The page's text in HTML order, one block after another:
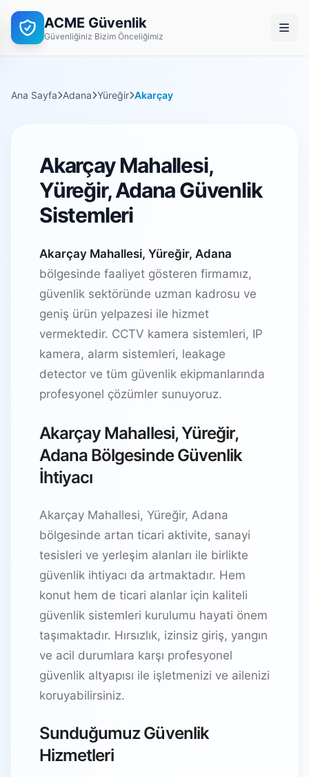
ACME Güvenlik
Güvenliğiniz Bizim Önceliğimiz
Ana Sayfa Adana Yüreğir Akarçay
Akarçay Mahallesi,
Yüreğir, Adana Güvenlik
Sistemleri
Akarçay Mahallesi, Yüreğir, Adana
bölgesinde faaliyet gösteren firmamız,
güvenlik sektöründe uzman kadrosu ve
geniş ürün yelpazesi ile hizmet
vermektedir. CCTV kamera sistemleri, IP
kamera, alarm sistemleri, leakage
detector ve tüm güvenlik ekipmanlarında
profesyonel çözümler sunuyoruz.
Akarçay Mahallesi, Yüreğir,
Adana Bölgesinde Güvenlik
İhtiyacı
Akarçay Mahallesi, Yüreğir, Adana
bölgesinde artan ticari aktivite, sanayi
tesisleri ve yerleşim alanları ile birlikte
güvenlik ihtiyacı da artmaktadır. Hem
konut hem de ticari alanlar için kaliteli
güvenlik sistemleri kurulumu hayati önem
taşımaktadır. Hırsızlık, izinsiz giriş, yangın
ve acil durumlara karşı profesyonel
güvenlik altyapısı ile işletmenizi ve ailenizi
koruyabilirsiniz.
Sunduğumuz Güvenlik
Hizmetleri